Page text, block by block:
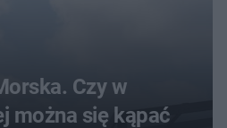
Czy w
można się kąpać